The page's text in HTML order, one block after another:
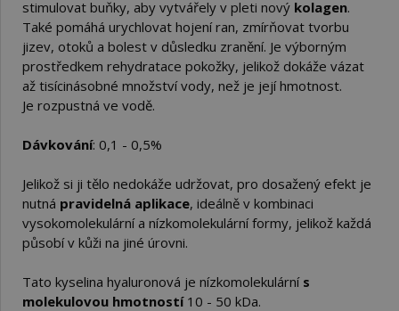
stimulovat buňky, aby vytvářely v pleti nový kolagen.
Také pomáhá urychlovat hojení ran, zmírňovat tvorbu
jizev, otoků a bolest v důsledku zranění. Je výborným
prostředkem rehydratace pokožky, jelikož dokáže vázat
až tisícinásobné množství vody, než je její hmotnost.
Je rozpustná ve vodě.
Dávkování: 0,1 - 0,5%
Jelikož si ji tělo nedokáže udržovat, pro dosažený efekt je
nutná pravidelná aplikace, ideálně v kombinaci
vysokomolekulární a nízkomolekulární formy, jelikož každá
působí v kůži na jiné úrovni.
Tato kyselina hyaluronová je nízkomolekulární s
molekulovou hmotností10 - 50 kDa.